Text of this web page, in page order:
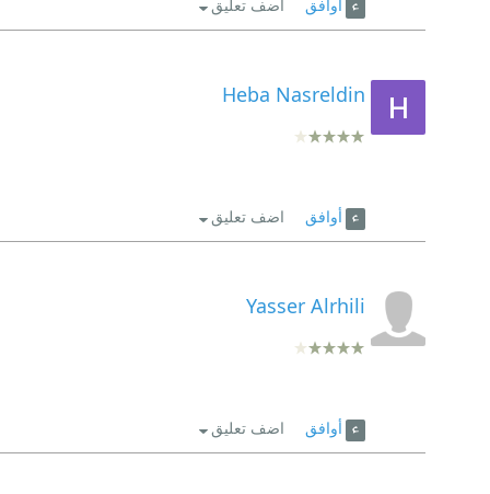
أوافق اضف تعليق
Heba Nasreldin
أوافق اضف تعليق
Yasser Alrhili
أوافق اضف تعليق